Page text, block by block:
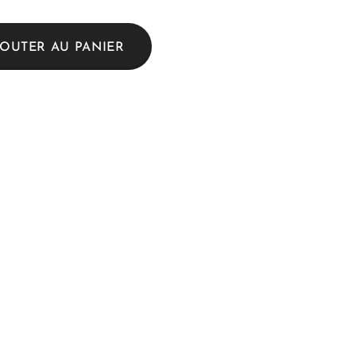
AU PANIER